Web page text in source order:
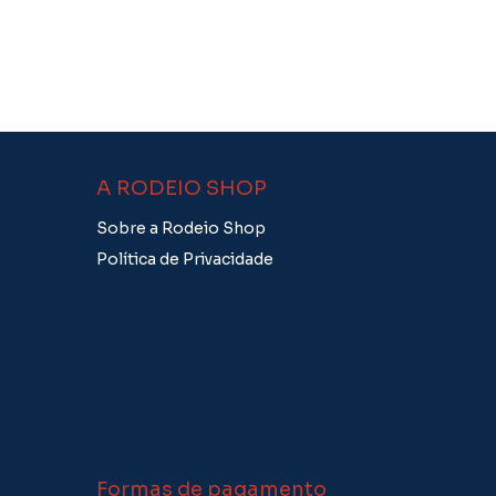
A RODEIO SHOP
Sobre a Rodeio Shop
Política de Privacidade
Formas de pagamento